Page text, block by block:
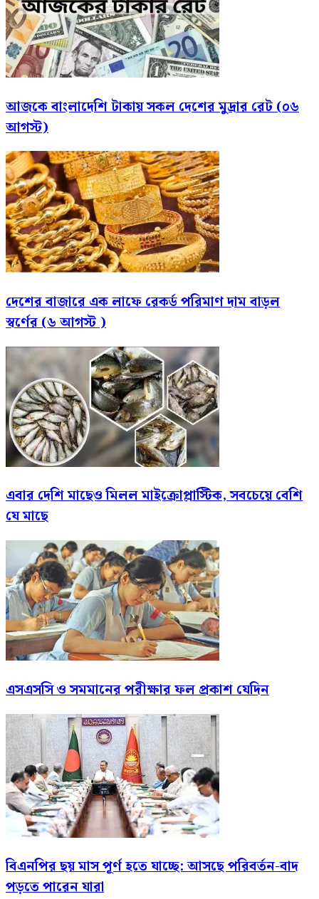
আজকে বাংলাদেশি টাকায় সকল দেশের মুদ্রার রেট (০৬
আগস্ট)
দেশের বাজারে এক লাফে রেকর্ড পরিমাণ দাম বাড়ল
স্বর্ণের (৬ আগস্ট )
এবার দেশি মাছেও মিলল মাইক্রোপ্লাস্টিক, সবচেয়ে বেশি
যে মাছে
এসএসসি ও সমমানের পরীক্ষার ফল প্রকাশ যেদিন
বিএনপির ছয় মাস পূর্ণ হতে যাচ্ছে: আসছে পরিবর্তন-বাদ
পড়তে পারেন যারা